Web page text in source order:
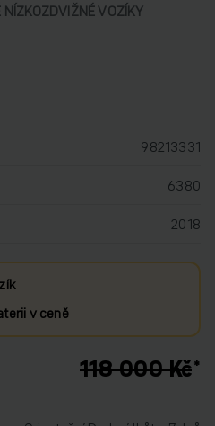
NÍZKOZDVIŽNÉ VOZÍKY
98213331
6380
2018
v ceně
118 000 Kč